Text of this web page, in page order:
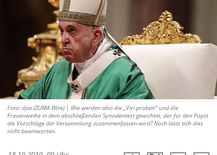
Foto: dpa (ZUMA Wire) | Wie werden also die „Viri probati“ und die
Frauenweihe in dem abschließenden Synodentext gewichtet, der für den Papst
die Vorschläge der Versammlung zusammenfassen wird? Noch lässt sich dies
nicht beantworten.